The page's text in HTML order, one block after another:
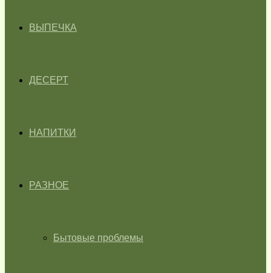
ВЫПЕЧКА
ДЕСЕРТ
НАПИТКИ
РАЗНОЕ
Бытовые проблемы